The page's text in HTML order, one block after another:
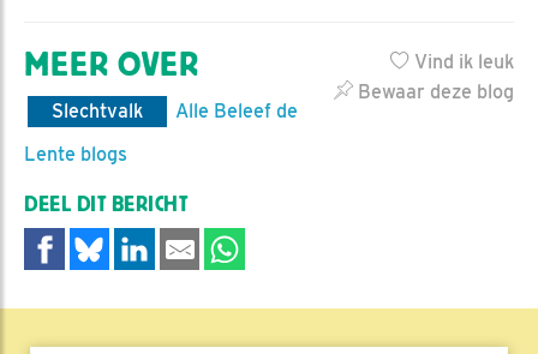
Vind ik leuk
Bewaar deze blog
MEER OVER
Slechtvalk
Alle Beleef de
Lente blogs
DEEL DIT BERICHT